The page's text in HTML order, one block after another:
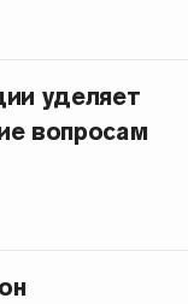
уделяет
вопросам